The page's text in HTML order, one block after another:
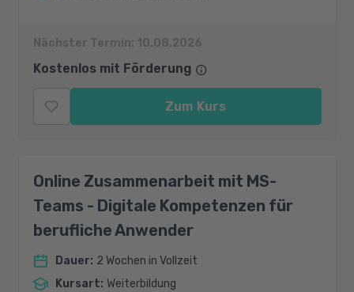
Nächster Termin: 10.08.2026
Kostenlos mit Förderung
Zum Kurs
Online Zusammenarbeit mit MS-
Teams - Digitale Kompetenzen für
berufliche Anwender
Dauer: 2 Wochen in Vollzeit
Kursart: Weiterbildung